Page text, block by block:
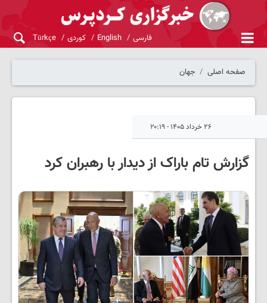
فارسی English کوردی Türkçe
صفحه اصلی جهان
۲۶ خرداد ۱۴۰۵ - ۲۰:۱۹
گزارش تام باراک از دیدار با رهبران کرد